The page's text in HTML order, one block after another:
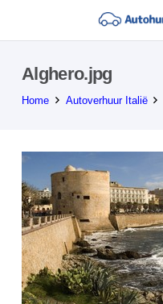
Alghero.jpg
Home Autoverhuur Italië